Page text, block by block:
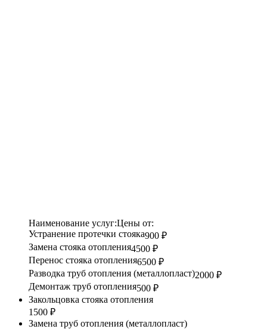
Наименование услуг:Цены от:
Устранение протечки стояка900 ₽
Замена стояка отопления4500 ₽
Перенос стояка отопления6500 ₽
Разводка труб отопления (металлопласт)2000 ₽
Демонтаж труб отопления500 ₽
Закольцовка стояка отопления
1500 ₽
Замена труб отопления (металлопласт)